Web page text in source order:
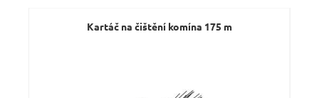
Kartáč na čištění komína 175 m